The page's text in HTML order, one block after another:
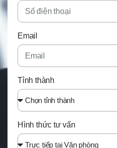
Email
Tỉnh thành
Hình thức tư vấn